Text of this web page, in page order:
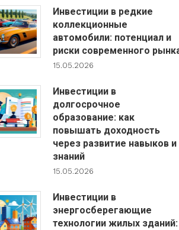
Инвестиции в редкие
коллекционные
автомобили: потенциал и
риски современного
15.05.2026
Инвестиции в
долгосрочное
образование: как
повышать доходность
через развитие навыков и
знаний
15.05.2026
Инвестиции в
энергосберегающие
технологии жилых зданий: